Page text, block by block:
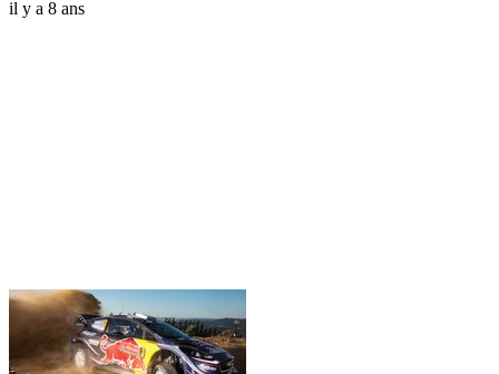
il y a 8 ans